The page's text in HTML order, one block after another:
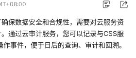
保数据安全和合规性，需要对云服务资
通过云审计服务，您可以记录与CSS服
事件，便于日后的查询、审计和回溯。